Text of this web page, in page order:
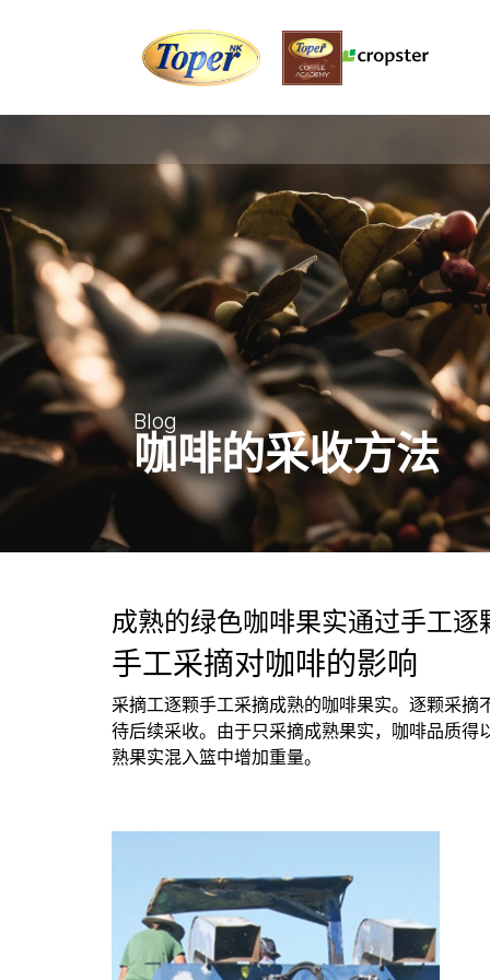
Blog
咖啡的采收方法
成熟的绿色咖啡果实通过手工
手工采摘对咖啡的影响
采摘工逐颗手工采摘成熟的咖啡果实。逐颗采
待后续采收。由于只采摘成熟果实，咖啡品质
熟果实混入篮中增加重量。